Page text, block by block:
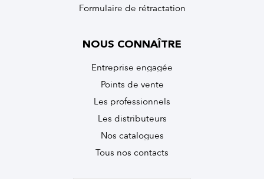
Formulaire de rétractation
NOUS CONNAÎTRE
Entreprise engagée
Points de vente
Les professionnels
Les distributeurs
Nos catalogues
Tous nos contacts